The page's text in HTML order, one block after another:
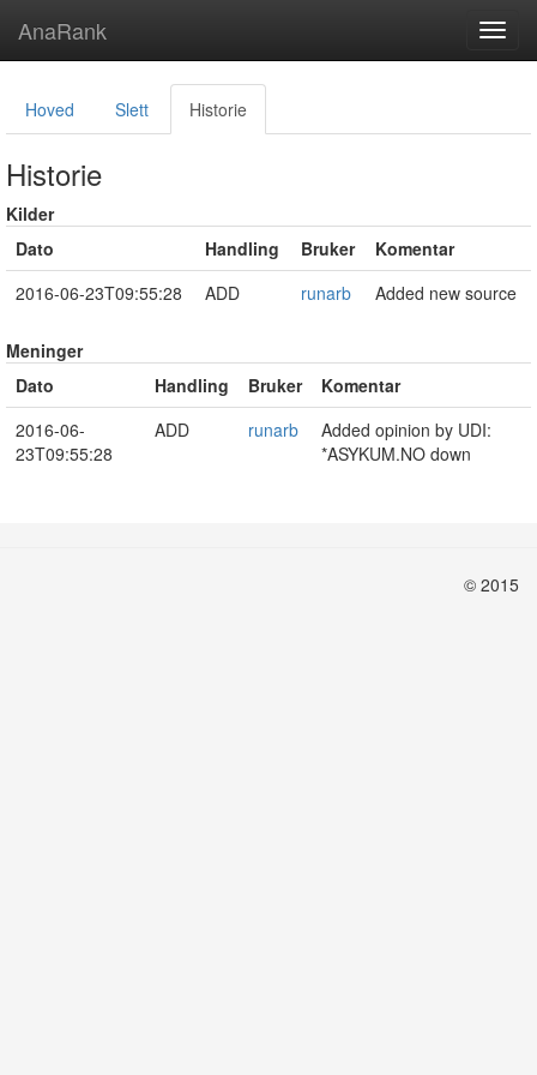
AnaRank
Hoved Slett Historie
Historie
Kilder
Dato
Handling Bruker
Komentar
2016-06-23T09:55:28
ADD runarb Added new source
Meninger
Dato
Handling Bruker
Komentar
2016-06-
23T09:55:28
ADD runarb
Added opinion by UDI:
*ASYKUM.NO down
© 2015